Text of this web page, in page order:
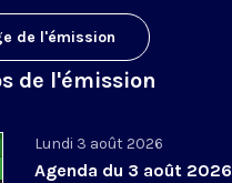
de l'émission
de l'émission
Lundi 3 août 2026
Agenda du 3 août 2026